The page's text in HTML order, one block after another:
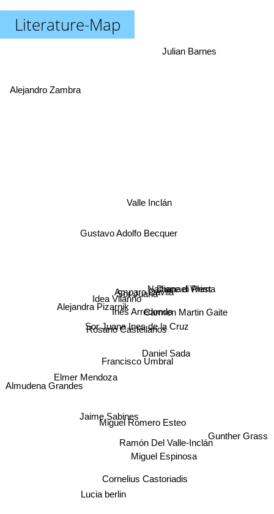
Literature-Map
Francisco Umbral
Sor Juana Ines de la Cruz
Ramón Del Valle-Inclán
Rosario Castellanos
Amparo Dávila
Miguel Romero Esteo
Sor Juana
Inés Arredondo
Daniel Sada
Idea Vilariño
Jaime Sabines
Cornelius Castoriadis
Gustavo Adolfo Becquer
Miguel Espinosa
Diane di Prima
Nathanael West
Valle Inclán
Elmer Mendoza
Carmen Martin Gaite
Alejandra Pizarnik
Almudena Grandes
Gunther Grass
Julian Barnes
Alejandro Zambra